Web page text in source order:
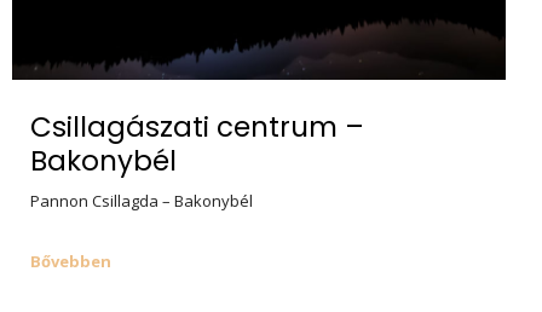
Csillagászati centrum –
Bakonybél
Pannon Csillagda – Bakonybél
Bővebben